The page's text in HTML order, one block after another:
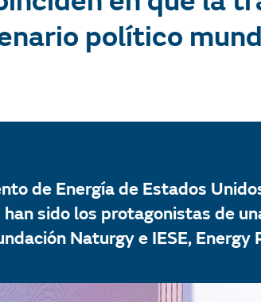
político
de Energía de Estados
sido los protagonistas de
Naturgy e IESE, Energy